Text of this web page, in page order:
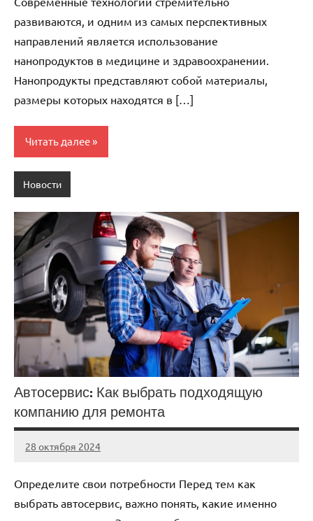
развиваются, и одним из самых перспективных
направлений является использование
нанопродуктов в медицине и здравоохранении.
Нанопродукты представляют собой материалы,
размеры которых находятся в […]
Читать далее
Новости
Автосервис: Как выбрать подходящую
компанию для ремонта
28 октября 2024
Avtor
Нет
Определите свои потребности Перед тем как
выбрать автосервис, важно понять, какие именно